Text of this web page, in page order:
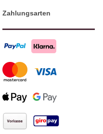
Zahlungsarten